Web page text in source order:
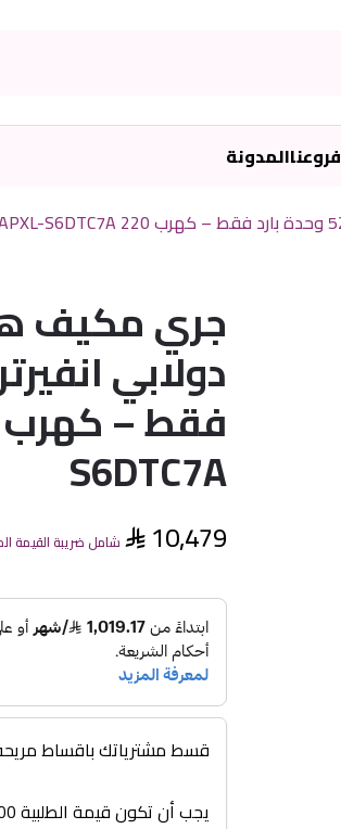
فروعناالمدونة
جري مكيف
S6DTC7A
10,479 شامل ضريبة القيمة
قسط مشترياتك باقساط مريحة من 3 اشهر
يجب أن تكون قيمة الطلبية 3000 أو أعلى